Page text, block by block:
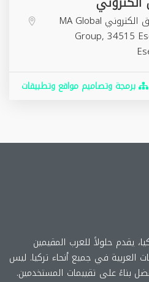
Cumhuriyet, شركة تسويق الكتروني MA Global
Group, 34515
برمجة وتصاميم مواقع وتطبيقات
يقدم حلولاً للعرب المقيمين
العربية في جميع أنحاء تركيا. ليس
بناءً على تقييمات المستخدمين.